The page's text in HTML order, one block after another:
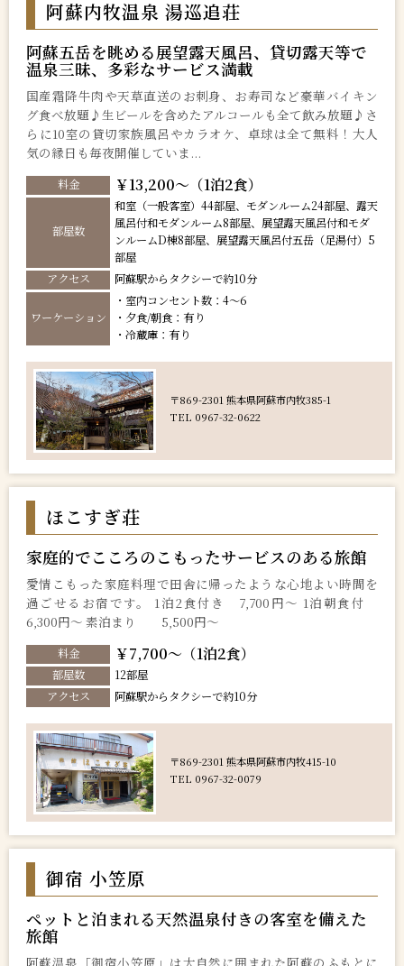
阿蘇内牧温泉 湯巡追荘
阿蘇五岳を眺める展望露天風呂、貸切露天等で
温泉三昧、多彩なサービス満載
国産霜降牛肉や天草直送のお刺身、お寿司など豪華バイキン
グ食べ放題♪生ビールを含めたアルコールも全て飲み放題♪さ
らに10室の貸切家族風呂やカラオケ、卓球は全て無料！大人
気の縁日も毎夜開催していま...
料金 ￥13,200～（1泊2食）
部屋数
和室（一般客室）44部屋、モダンルーム24部屋、露天
風呂付和モダンルーム8部屋、展望露天風呂付和モダ
ンルームD棟8部屋、展望露天風呂付五岳（足湯付）5
部屋
アクセス
阿蘇駅からタクシーで約10分
ワーケーション
・室内コンセント数：4～6
・夕食/朝食：有り
・冷蔵庫：有り
〒869-2301 熊本県阿蘇市内牧385-1
TEL 0967-32-0622
ほこすぎ荘
家庭的でこころのこもったサービスのある旅館
愛情こもった家庭料理で田舎に帰ったような心地よい時間を
過ごせるお宿です。 1泊2食付き 7,700円～ 1泊朝食付
6,300円～ 素泊まり 5,500円～
料金 ￥7,700～（1泊2食）
部屋数
12部屋
アクセス
阿蘇駅からタクシーで約10分
〒869-2301 熊本県阿蘇市内牧415-10
TEL 0967-32-0079
御宿 小笠原
ペットと泊まれる天然温泉付きの客室を備えた
旅館
阿蘇温泉「御宿小笠原」は大自然に囲まれた阿蘇のふもとに